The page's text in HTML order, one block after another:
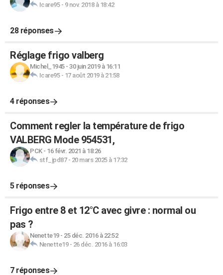
Icare95- 9 nov. 2018 à 18:42
28 réponses
Réglage frigo valberg
Michel_1945- 30 juin 2019 à 16:11
Icare95- 17 août 2019 à 21:58
4 réponses
Comment regler la température de frigo
VALBERG Mode 954531,
PCK- 16 févr. 2021 à 18:26
stf_jpd87- 20 mars 2025 à 17:32
5 réponses
Frigo entre 8 et 12°C avec givre : normal ou
pas ?
Nenette19- 25 déc. 2016 à 22:52
Nenette19- 26 déc. 2016 à 16:03
7 réponses